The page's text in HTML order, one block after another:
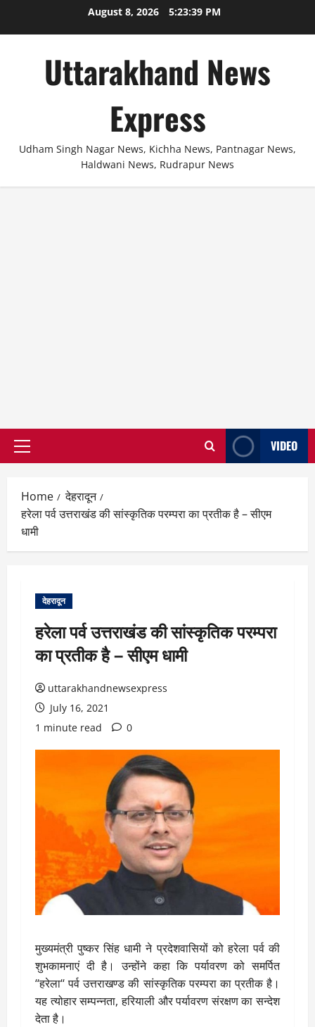
August 8, 2026 5:23:40 PM
Uttarakhand News
Express
Udham Singh Nagar News, Kichha News, Pantnagar News,
Haldwani News, Rudrapur News
Primary
VIDEO
Home
देहरादून
हरेला पर्व उत्तराखंड की सांस्कृतिक परम्परा का प्रतीक है – सीएम
धामी
देहरादून
हरेला पर्व उत्तराखंड की सांस्कृतिक परम्परा
का प्रतीक है – सीएम धामी
uttarakhandnewsexpress
July 16, 2021
1 minute read
0
मुख्यमंत्री पुष्कर सिंह धामी ने प्रदेशवासियों को हरेला पर्व की
शुभकामनाएं दी है। उन्होंने कहा कि पर्यावरण को समर्पित
‘‘हरेला‘‘ पर्व उत्तराखण्ड की सांस्कृतिक परम्परा का प्रतीक है।
यह त्योहार सम्पन्नता, हरियाली और पर्यावरण संरक्षण का सन्देश
देता है।